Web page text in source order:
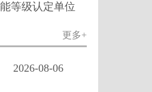
等级认定单位
更多+
2026-08-06